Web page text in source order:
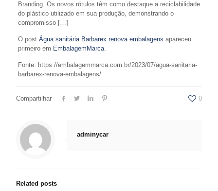
Branding. Os novos rótulos têm como destaque a reciclabilidade
do plástico utilizado em sua produção, demonstrando o
compromisso […]
O post Água sanitária Barbarex renova embalagens apareceu
primeiro em EmbalagemMarca.
Fonte: https://embalagemmarca.com.br/2023/07/agua-sanitaria-
barbarex-renova-embalagens/
Compartilhar 0
adminycar
Related posts